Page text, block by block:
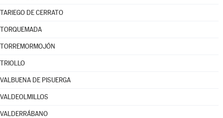
TARIEGO DE CERRATO
TORQUEMADA
TORREMORMOJÓN
TRIOLLO
VALBUENA DE PISUERGA
VALDEOLMILLOS
VALDERRÁBANO